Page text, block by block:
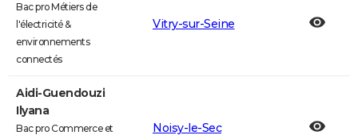
Bac pro Métiers de
l'électricité &
environnements
connectés
Vitry-sur-Seine
Aidi-Guendouzi
Ilyana
Bac pro Commerce et
Noisy-le-Sec